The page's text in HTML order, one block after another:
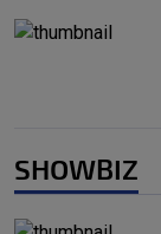
SHOWBIZ